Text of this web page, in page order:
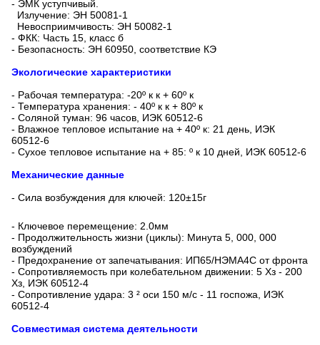
- ЭМК уступчивый.
Излучение: ЭН 50081-1
Невосприимчивость: ЭН 50082-1
- ФКК: Часть 15, класс б
- Безопасность: ЭН 60950, соответствие КЭ
Экологические характеристики
- Рабочая температура: -20º к к + 60º к
- Температура хранения: - 40º к к + 80º к
- Соляной туман: 96 часов, ИЭК 60512-6
- Влажное тепловое испытание на + 40º к: 21 день, ИЭК
60512-6
- Сухое тепловое испытание на + 85: º к 10 дней, ИЭК 60512-6
Механические данные
- Сила возбуждения для ключей: 120±15г
- Ключевое перемещение: 2.0мм
- Продолжительность жизни (циклы): Минута 5, 000, 000
возбуждений
- Предохранение от запечатывания: ИП65/НЭМА4С от фронта
- Сопротивляемость при колебательном движении: 5 Хз - 200
Хз, ИЭК 60512-4
- Сопротивление удара: 3 ² оси 150 м/с - 11 госпожа, ИЭК
60512-4
Совместимая система деятельности